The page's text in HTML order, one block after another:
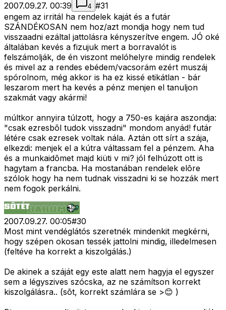
2007.09.27. 00:39
4 #31
engem az irritál ha rendelek kaját és a futár
SZÁNDÉKOSAN nem hoz/azt mondja hogy nem tud
visszaadni ezáltal jattolásra kényszerítve engem. JÓ oké
általában kevés a fizujuk mert a borravalót is
felszámolják, de én viszont melóhelyre mindig rendelek
és mivel az a rendes ebédem/vacsorám ezért muszáj
spórolnom, még akkor is ha ez kissé etikátlan - bár
leszarom mert ha kevés a pénz menjen el tanuljon
szakmát vagy akármi!
múltkor annyira túlzott, hogy a 750-es kajára aszondja:
"csak ezresbõl tudok visszadni" mondom anyád! futár
létére csak ezresek voltak nála. Aztán ott sírt a szája,
elkezdi: menjek el a kútra váltassam fel a pénzem. Aha
és a munkaidõmet majd kiüti v mi? jól felhúzott ott is
hagytam a francba. Ha mostanában rendelek elõre
szólok hogy ha nem tudnak visszadni ki se hozzák mert
nem fogok perkálni.
2007.09.27. 00:05#30
Most mint vendéglátós szeretnék mindenkit megkérni,
hogy szépen okosan tessék jattolni mindig, illedelmesen
(feltéve ha korrekt a kiszolgálás.)
De akinek a száját egy este alatt nem hagyja el egyszer
sem a légyszives szócska, az ne számítson korrekt
kiszolgálásra.. (sõt, korrekt számlára se >😊 )